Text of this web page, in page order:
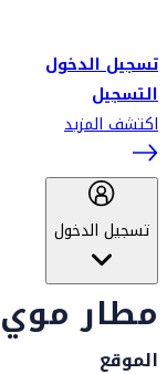
تسجيل الدخول
التسجيل
اكتشف المزيد
تسجيل الدخول
مطار
الموقع